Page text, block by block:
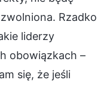
Rzadko
liderzy
obowiązkach –
się, że jeśli